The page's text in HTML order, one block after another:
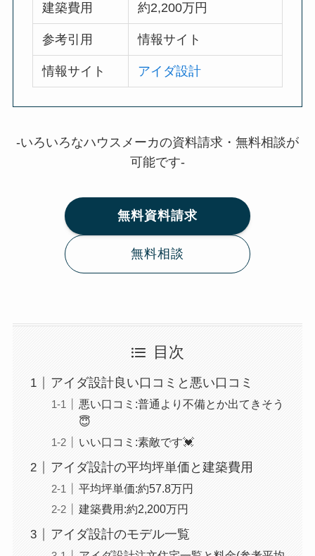
建築費用 約2,200万円
参考引用 情報サイト
情報サイト アイダ設計
-いろいろなハウスメーカの資料請求・無料相談が
可能です-
無料資料請求
無料相談
目次
アイダ設計良い口コミと悪い口コミ
悪い口コミ:普通より不備とか出てきそう
😇
いい口コミ:素敵です💓
アイダ設計の平均坪単価と建築費用
平均坪単価:約57.8万円
建築費用:約2,200万円
アイダ設計のモデル一覧